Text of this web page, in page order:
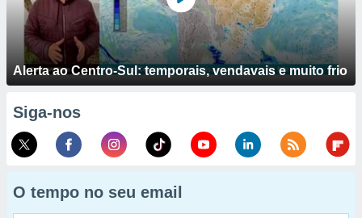
Alerta ao Centro-Sul: temporais, vendavais e muito frio
Siga-nos
O tempo no seu email